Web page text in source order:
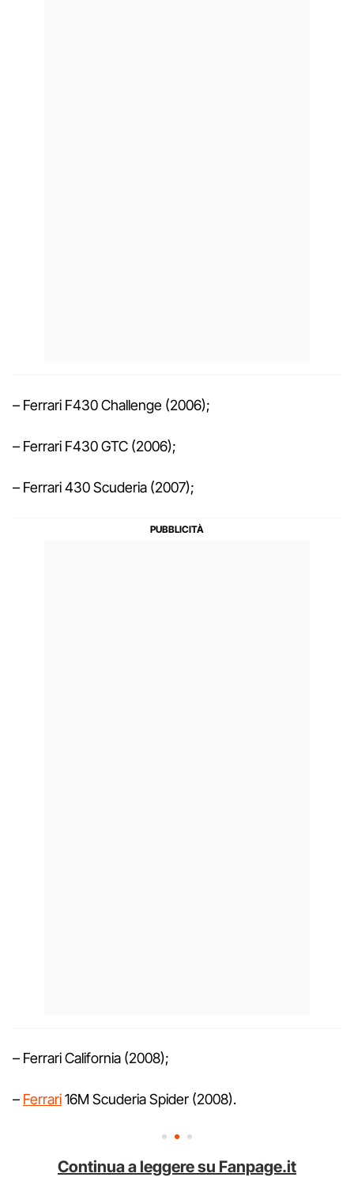
– Ferrari F430 Challenge (2006);
– Ferrari F430 GTC (2006);
– Ferrari 430 Scuderia (2007);
– Ferrari California (2008);
– Ferrari16M Scuderia Spider (2008).
Continua a leggere su Fanpage.it